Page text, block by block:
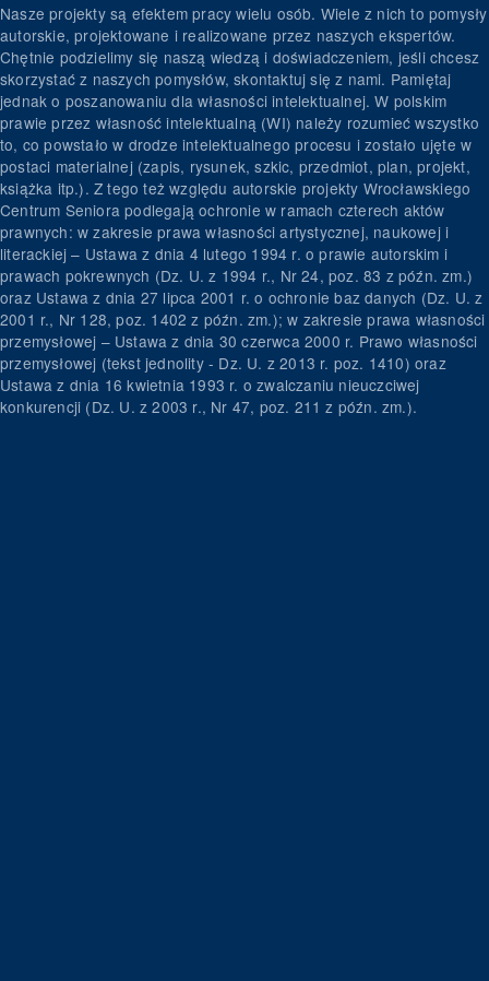
Nasze projekty są efektem pracy wielu osób. Wiele z nich to pomysły
autorskie, projektowane i realizowane przez naszych ekspertów.
Chętnie podzielimy się naszą wiedzą i doświadczeniem, jeśli chcesz
skorzystać z naszych pomysłów, skontaktuj się z nami. Pamiętaj
jednak o poszanowaniu dla własności intelektualnej. W polskim
prawie przez własność intelektualną (WI) należy rozumieć wszystko
to, co powstało w drodze intelektualnego procesu i zostało ujęte w
postaci materialnej (zapis, rysunek, szkic, przedmiot, plan, projekt,
książka itp.). Z tego też względu autorskie projekty Wrocławskiego
Centrum Seniora podlegają ochronie w ramach czterech aktów
prawnych: w zakresie prawa własności artystycznej, naukowej i
literackiej – Ustawa z dnia 4 lutego 1994 r. o prawie autorskim i
prawach pokrewnych (Dz. U. z 1994 r., Nr 24, poz. 83 z późn. zm.)
oraz Ustawa z dnia 27 lipca 2001 r. o ochronie baz danych (Dz. U. z
2001 r., Nr 128, poz. 1402 z późn. zm.); w zakresie prawa własności
przemysłowej – Ustawa z dnia 30 czerwca 2000 r. Prawo własności
przemysłowej (tekst jednolity - Dz. U. z 2013 r. poz. 1410) oraz
Ustawa z dnia 16 kwietnia 1993 r. o zwalczaniu nieuczciwej
konkurencji (Dz. U. z 2003 r., Nr 47, poz. 211 z późn. zm.).